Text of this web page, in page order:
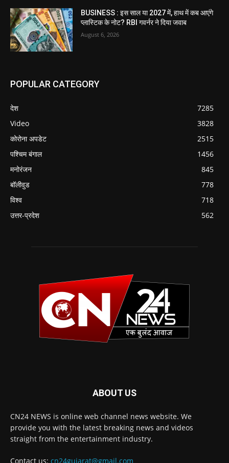
BUSINESS : इस साल या 2027 में, हाथ में कब आएंगे
प्लास्टिक के नोट? RBI गवर्नर ने दिया जवाब
August 6, 2026
POPULAR CATEGORY
देश
7285
Video
3828
कोरोना अपडेट
2515
पश्चिम बंगाल
1456
मनोरंजन
845
बॉलीवुड
778
विश्व
718
उत्तर-प्रदेश
562
ABOUT US
CN24 NEWS is online web channel news website. We
provide you with the latest breaking news and videos
straight from the entertainment industry.
Contact us: cn24gujarat@gmail.com